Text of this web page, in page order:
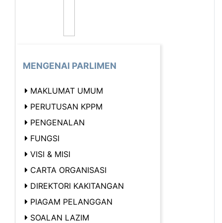
MENGENAI PARLIMEN
MAKLUMAT UMUM
PERUTUSAN KPPM
PENGENALAN
FUNGSI
VISI & MISI
CARTA ORGANISASI
DIREKTORI KAKITANGAN
PIAGAM PELANGGAN
SOALAN LAZIM